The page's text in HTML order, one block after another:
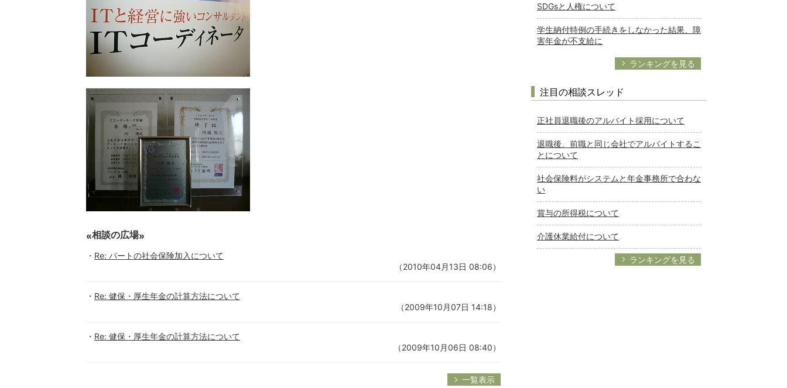
相談の広場
Re: パートの社会保険加入について
（2010年04月13日 08:06）
Re: 健保・厚生年金の計算方法について
（2009年10月07日 14:18）
Re: 健保・厚生年金の計算方法について
（2009年10月06日 08:40）
一覧表示
SDGsと人権について
学生納付特例の手続きをしなかった結果、障
害年金が不支給に
ランキングを見る
注目の相談スレッド
正社員退職後のアルバイト採用について
退職後、前職と同じ会社でアルバイトするこ
とについて
社会保険料がシステムと年金事務所で合わな
い
賞与の所得税について
介護休業給付について
ランキングを見る